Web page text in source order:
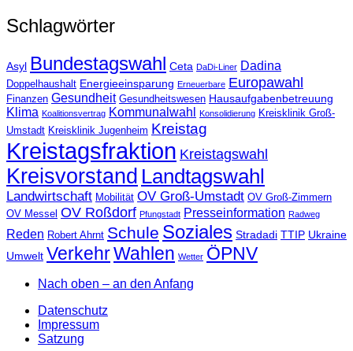
Schlagwörter
Asyl Bundestagswahl Ceta DaDi-Liner Dadina
Doppelhaushalt Energieeinsparung Erneuerbare Europawahl
Finanzen Gesundheit Gesundheitswesen Hausaufgabenbetreuung
Klima Koalitionsvertrag Kommunalwahl Konsolidierung Kreisklinik Groß-
Umstadt Kreisklinik Jugenheim Kreistag
Kreistagsfraktion Kreistagswahl
Kreisvorstand Landtagswahl
Landwirtschaft Mobilität OV Groß-Umstadt OV Groß-Zimmern
OV Messel OV Roßdorf Pfungstadt Presseinformation Radweg
Reden Robert Ahrnt Schule Soziales Stradadi TTIP Ukraine
Umwelt VerkehrWahlen Wetter ÖPNV
Nach oben – an den Anfang
Datenschutz
Impressum
Satzung